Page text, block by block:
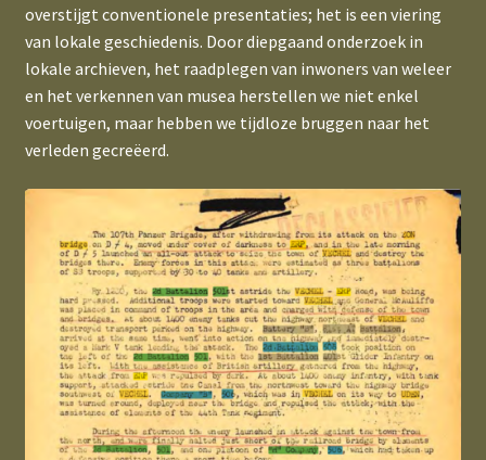
overstijgt conventionele presentaties; het is een viering
van lokale geschiedenis. Door diepgaand onderzoek in
lokale archieven, het raadplegen van inwoners van weleer
en het verkennen van musea herstellen we niet enkel
voertuigen, maar hebben we tijdloze bruggen naar het
verleden gecreëerd.